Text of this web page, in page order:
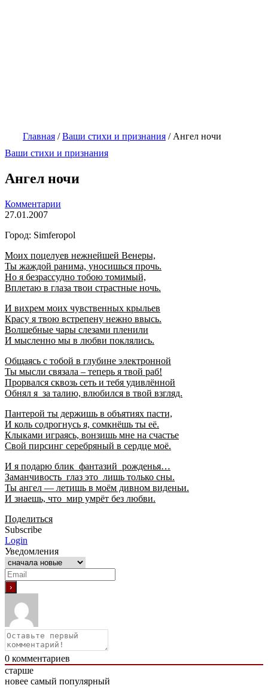
Главная /Ваши стихи и признания / Aнгел ночи
Ваши стихи и признания
Aнгел ночи
Комментарии
27.01.2007
Город: Simferopol
Моих поцелуев нежнейшей Венеры,
Ты жаждой ранима, уносишься прочь.
Но я безрассудно тобою томимый,
Вплетаю в глаза твои страстные ночь.
И вихрем моих чувственных крыльев
Красу я твою встрепену нежно ввысь.
Волшебные чары слезами пленили
И мысленно мы в любви поклялись.
Общаясь с тобой в глубине электронной
Ты мысли связала – теперь я твой раб!
Прорвался сквозь сеть и тебя удивлённой
Обнял я за талию, влюбился в твой взгляд.
Пантерой ты держишь в объятиях пасти,
И коль содрогнусь я, сомкнёшь ты её.
Клыками играясь, вонзишь мне на счастье
Свой пирсинг серебряный в сердце моё.
И я подарю блик фантазий рожденья…
Заманчивость глаз это лишь только сны.
Ты ангел — летишь в моём дивном виденьи.
И знаешь, что мир умрёт без любви.
Поделиться
Subscribe
Login
Уведомления
0 комментариев
старше
новее самый популярный